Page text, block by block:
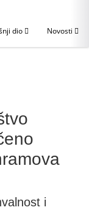
dio Novosti
i